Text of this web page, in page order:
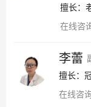
医院急诊科进行
分诊分层分区救
医疗区由分诊台
察室、留观室构
的救治。监护仪
出多为骨干在三
在线咨
李蕾
擅长：
在线咨询